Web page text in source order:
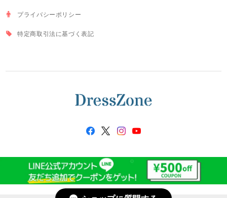
プライバシーポリシー
特定商取引法に基づく表記